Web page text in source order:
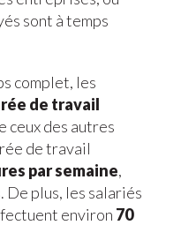
sont à temps
complet, les
de travail
ceux des autres
de travail
par semaine,
De plus, les salariés
environ 70